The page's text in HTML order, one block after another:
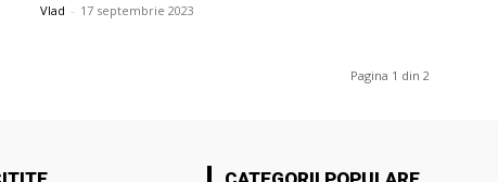
Vlad - 17 septembrie 2023
Pagina 1 din 2